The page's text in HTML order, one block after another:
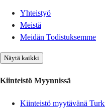
Yhteistyö
Meistä
Meidän Todistuksemme
Näytä kaikki
Kiinteistö Myynnissä
Kiinteistö myytävänä